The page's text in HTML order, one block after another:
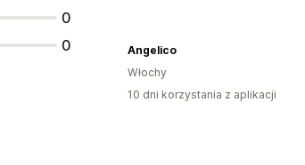
0
0
Angelico
Włochy
10 dni korzystania z aplikacji